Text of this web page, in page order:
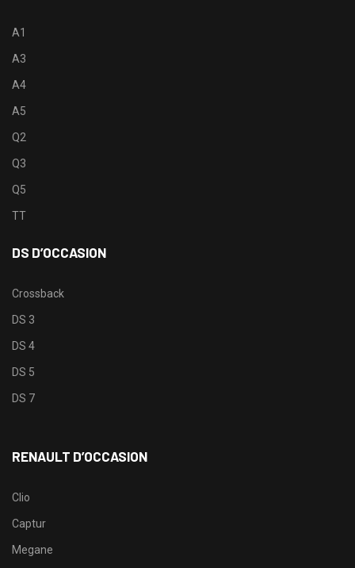
A1
A3
A4
A5
Q2
Q3
Q5
TT
DS D’OCCASION
Crossback
DS 3
DS 4
DS 5
DS 7
RENAULT D’OCCASION
Clio
Captur
Megane